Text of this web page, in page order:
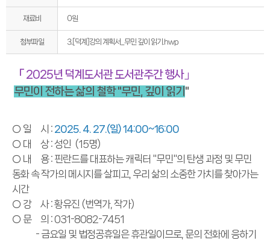
재료비 0원
첨부파일 3.[덕계]강의 계획서_무민 깊이 읽기.hwp
「 2025년 덕계도서관 도서관주간 행사」
무민이 전하는 삶의 철학 "무민, 깊이 읽기 "
○ 일 시 : 2025. 4. 27. (일) 14:00~16:00
○ 대 상 : 성인 (15명)
○ 내 용 : 핀란드를 대표하는 캐릭터 "무민"의 탄생 과정 및 무민
동화 속 작가의 메시지를 살피고, 우리 삶의 소중한 가치를 찾아가는
시간
○ 강 사 : 황유진 (번역가, 작가)
○ 문 의 : 031-8082-7451
- 금요일 및 법정공휴일은 휴관일이므로, 문의 전화에 응하기